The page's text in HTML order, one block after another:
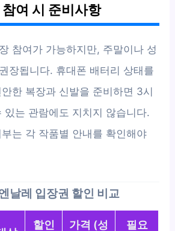
여 시 준비사항
참여가 가능하지만, 주말이나 성
장됩니다. 휴대폰 배터리 상태를
한 복장과 신발을 준비하면 3시
있는 관람에도 지치지 않습니다.
는 각 작품별 안내를 확인해야
날레 입장권 할인 비교
할인
가격 (성
필요